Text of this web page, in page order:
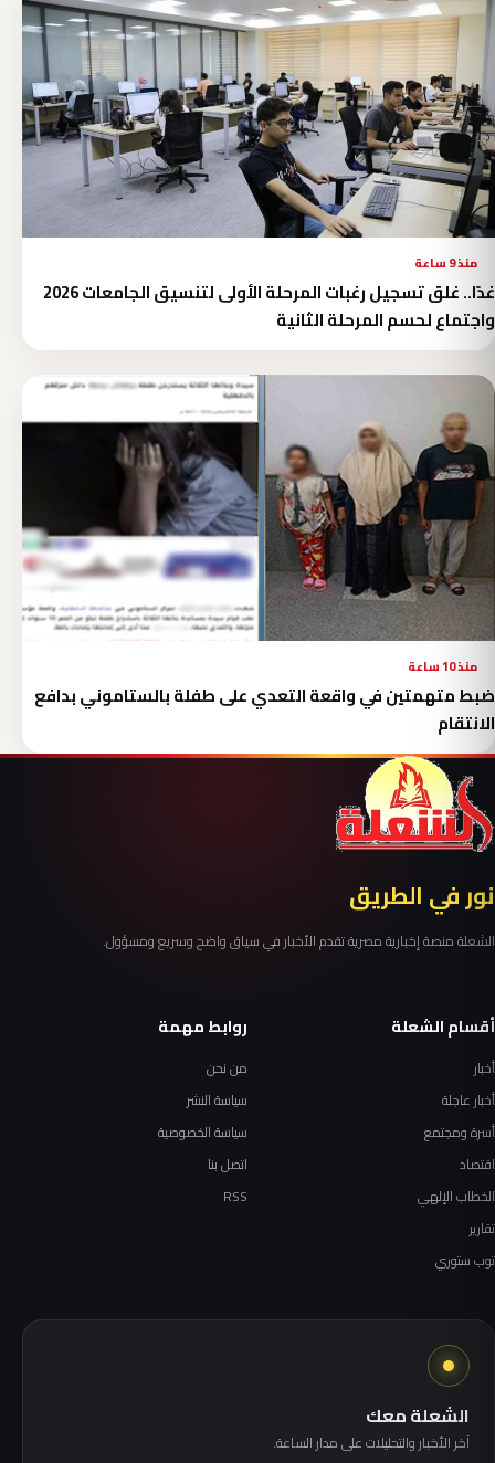
منذ 9 ساعة
غدًا.. غلق تسجيل رغبات المرحلة الأولى لتنسيق الجامعات 2026
واجتماع لحسم المرحلة الثانية
منذ 10 ساعة
ضبط متهمتين في واقعة التعدي على طفلة بالستاموني بدافع
الانتقام
نور في الطريق
الشعلة منصة إخبارية مصرية تقدم الأخبار في سياق واضح وسريع ومسؤول.
أقسام الشعلة
أخبار
أخبار عاجلة
أسرة ومجتمع
اقتصاد
الخطاب الإلهي
تقارير
توب ستوري
روابط مهمة
من نحن
سياسة النشر
سياسة الخصوصية
اتصل بنا
RSS
الشعلة معك
آخر الأخبار والتحليلات على مدار الساعة.